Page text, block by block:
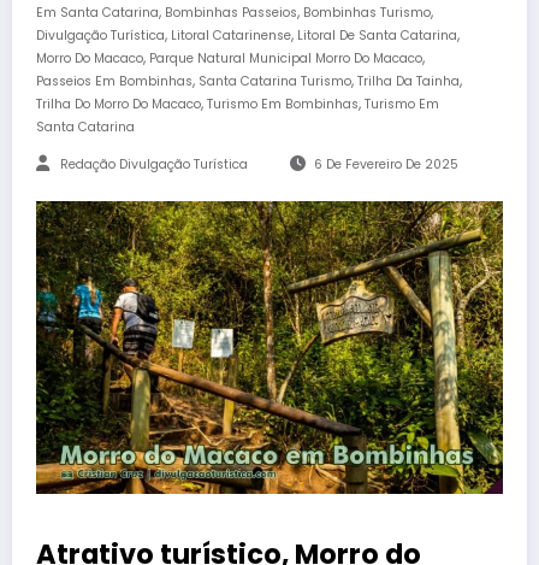
Em Santa Catarina, Bombinhas Passeios, Bombinhas Turismo,
Divulgação Turística, Litoral Catarinense, Litoral De Santa Catarina,
Morro Do Macaco, Parque Natural Municipal Morro Do Macaco,
Passeios Em Bombinhas, Santa Catarina Turismo, Trilha Da Tainha,
Trilha Do Morro Do Macaco, Turismo Em Bombinhas, Turismo Em
Santa Catarina
Redação Divulgação Turística 6 De Fevereiro De 2025
Atrativo turístico, Morro do